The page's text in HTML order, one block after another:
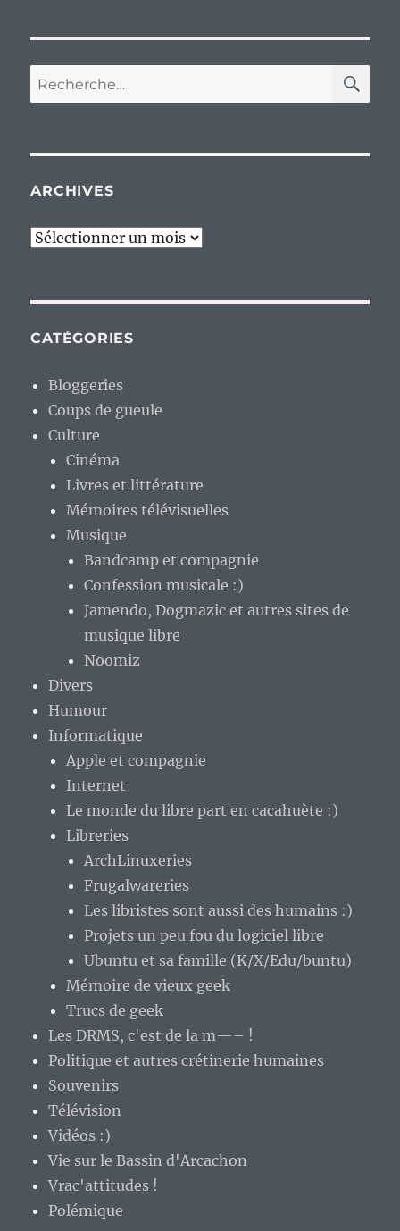
Recherche
pour :
ARCHIVES
Archives
CATÉGORIES
Bloggeries
Coups de gueule
Culture
Cinéma
Livres et littérature
Mémoires télévisuelles
Musique
Bandcamp et compagnie
Confession musicale :)
Jamendo, Dogmazic et autres sites de
musique libre
Noomiz
Divers
Humour
Informatique
Apple et compagnie
Internet
Le monde du libre part en cacahuète :)
Libreries
ArchLinuxeries
Frugalwareries
Les libristes sont aussi des humains :)
Projets un peu fou du logiciel libre
Ubuntu et sa famille (K/X/Edu/buntu)
Mémoire de vieux geek
Trucs de geek
Les DRMS, c'est de la m—– !
Politique et autres crétinerie humaines
Souvenirs
Télévision
Vidéos :)
Vie sur le Bassin d'Arcachon
Vrac'attitudes !
Polémique